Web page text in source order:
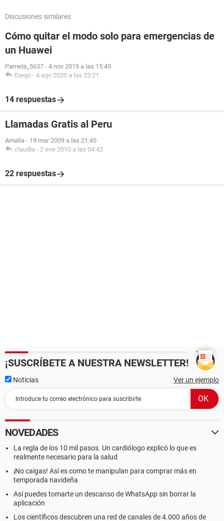
Discusiones similares
Cómo quitar el modo solo para emergencias de
un Huawei
Pamela_5637 - 4 nov 2019 a las 15:45
Diego - 4 ago 2020 a las 23:21
14 respuestas
Llamadas Gratis al Peru
Amalia - 19 mar 2009 a las 21:45
claudia - 2 ene 2010 a las 04:42
22 respuestas
¡SUSCRÍBETE A NUESTRA NEWSLETTER!
Noticias Ver un ejemplo
NOVEDADES
La regla de los 10 mil pasos. Un cardiólogo explicó lo que es
realmente necesario para la salud
¡No caigas! Así es como te manipulan para comprar más en
temporada navideña
Así puedes tomarte un descanso de WhatsApp sin borrar la
aplicación
Los científicos descubren una red de canales de 4.000 años de